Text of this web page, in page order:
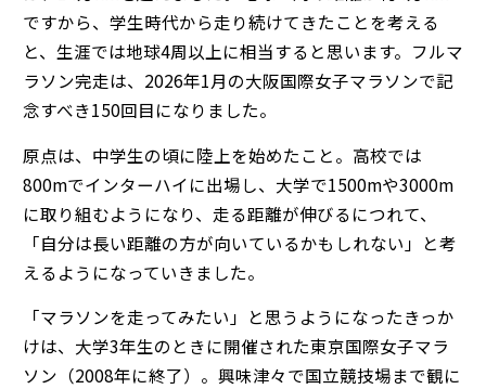
ですから、学生時代から走り続けてきたことを考える
と、生涯では地球4周以上に相当すると思います。フルマ
ラソン完走は、2026年1月の大阪国際女子マラソンで記
念すべき150回目になりました。
原点は、中学生の頃に陸上を始めたこと。高校では
800mでインターハイに出場し、大学で1500mや3000m
に取り組むようになり、走る距離が伸びるにつれて、
「自分は長い距離の方が向いているかもしれない」と考
えるようになっていきました。
「マラソンを走ってみたい」と思うようになったきっか
けは、大学3年生のときに開催された東京国際女子マラ
ソン（2008年に終了）。興味津々で国立競技場まで観に